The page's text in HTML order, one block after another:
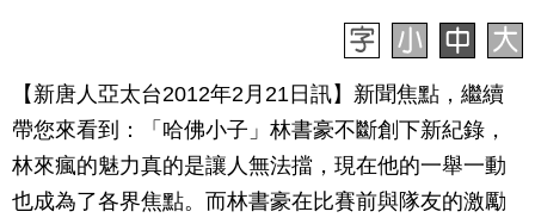
【新唐人亞太台2012年2月21日訊】新聞焦點，繼續
帶您來看到：「哈佛小子」林書豪不斷創下新紀錄，
林來瘋的魅力真的是讓人無法擋，現在他的一舉一動
也成為了各界焦點。而林書豪在比賽前與隊友的激勵